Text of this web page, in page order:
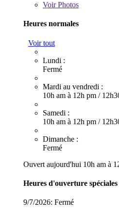
VoirPhotos
Heures normales
Voir tout
Lundi :
Fermé
Mardi au vendredi :
10h am à 12h pm /
Samedi :
10h am à 12h pm /
Dimanche :
Fermé
Ouvert aujourd'hui 10h am à
Heures d'ouverture spéciales
9/7/2026: Fermé